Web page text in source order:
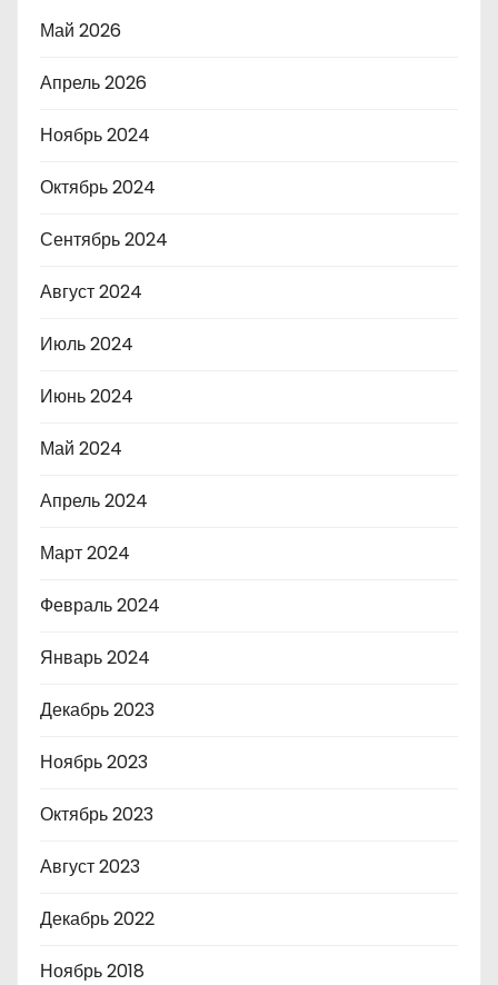
Май 2026
Апрель 2026
Ноябрь 2024
Октябрь 2024
Сентябрь 2024
Август 2024
Июль 2024
Июнь 2024
Май 2024
Апрель 2024
Март 2024
Февраль 2024
Январь 2024
Декабрь 2023
Ноябрь 2023
Октябрь 2023
Август 2023
Декабрь 2022
Ноябрь 2018